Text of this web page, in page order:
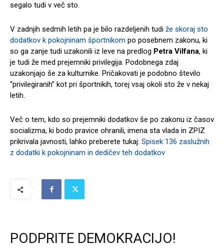
segalo tudi v več sto.
V zadnjih sedmih letih pa je bilo razdeljenih tudi že skoraj sto
dodatkov k pokojninam športnikom po posebnem zakonu, ki
so ga zanje tudi uzakonili iz leve na predlog Petra Vilfana, ki
je tudi že med prejemniki privilegija. Podobnega zdaj
uzakonjajo še za kulturnike. Pričakovati je podobno število
“privilegiranih” kot pri športnikih, torej vsaj okoli sto že v nekaj
letih.
Več o tem, kdo so prejemniki dodatkov še po zakonu iz časov
socializma, ki bodo pravice ohranili, imena sta vlada in ZPIZ
prikrivala javnosti, lahko preberete tukaj: Spisek 136 zaslužnih
z dodatki k pokojninam in dedičev teh dodatkov
PODPRITE DEMOKRACIJO!